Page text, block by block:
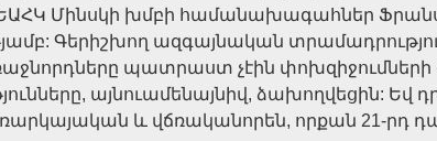
Մինսկի խմբի համանախագահներ
Գերիշխող ազգայնական
պատրաստ չէին
այնուամենայնիվ, ձախողվեցին: Եվ
և վճռականորեն, որքան 21-րդ